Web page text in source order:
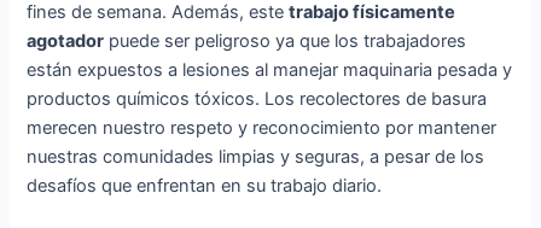
fines de semana. Además, estetrabajo físicamente
agotador puede ser peligroso ya que los trabajadores
están expuestos a lesiones al manejar maquinaria pesada y
productos químicos tóxicos. Los recolectores de basura
merecen nuestro respeto y reconocimiento por mantener
nuestras comunidades limpias y seguras, a pesar de los
desafíos que enfrentan en su trabajo diario.